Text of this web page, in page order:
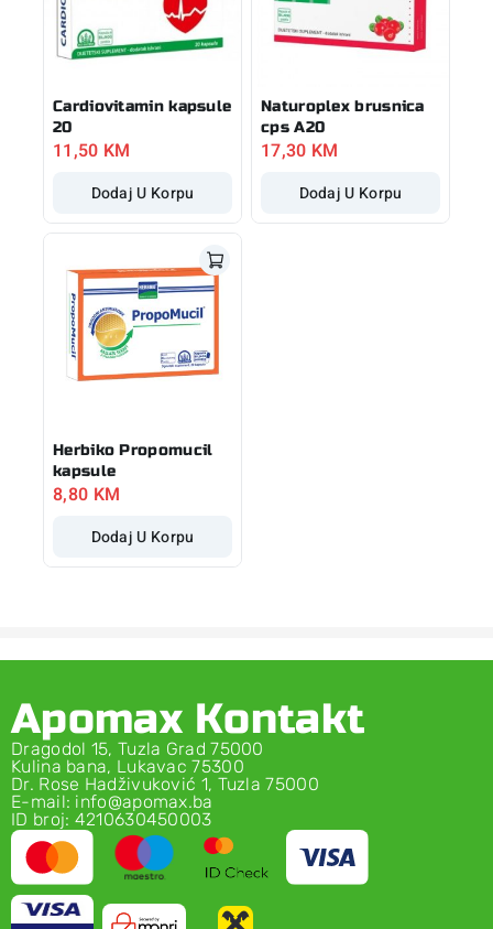
Cardiovitamin kapsule
20
11,50 KM
Dodaj U Korpu
Naturoplex brusnica
cps A20
17,30 KM
Dodaj U Korpu
Herbiko Propomucil
kapsule
8,80 KM
Dodaj U Korpu
Apomax Kontakt
Dragodol 15, Tuzla Grad 75000
Kulina bana, Lukavac 75300
Dr. Rose Hadživuković 1, Tuzla 75000
E-mail: info@apomax.ba
ID broj: 4210630450003